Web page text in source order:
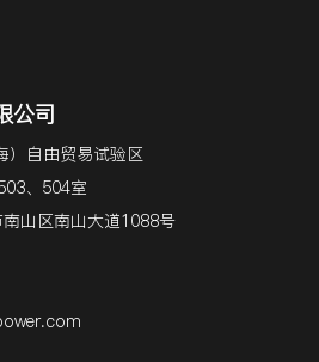
公司
）自由贸易试验区
、504室
山区南山大道1088号